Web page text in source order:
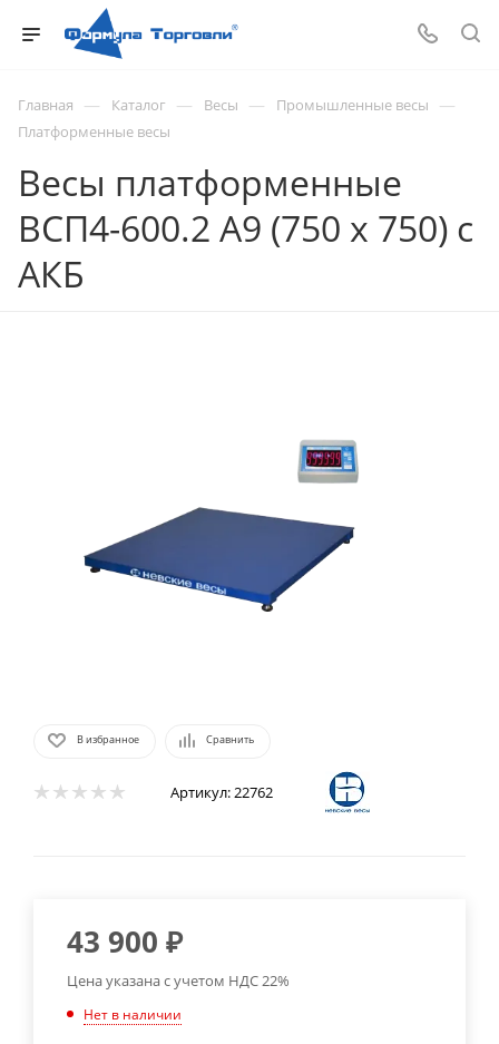
Главная — Каталог — Весы — Промышленные весы —
Платформенные весы
Весы платформенные
ВСП4-600.2 А9 (750 х 750) с
АКБ
В избранное Сравнить
Артикул:22762
43 900 ₽
Цена указана с учетом НДС 22%
Нет в наличии